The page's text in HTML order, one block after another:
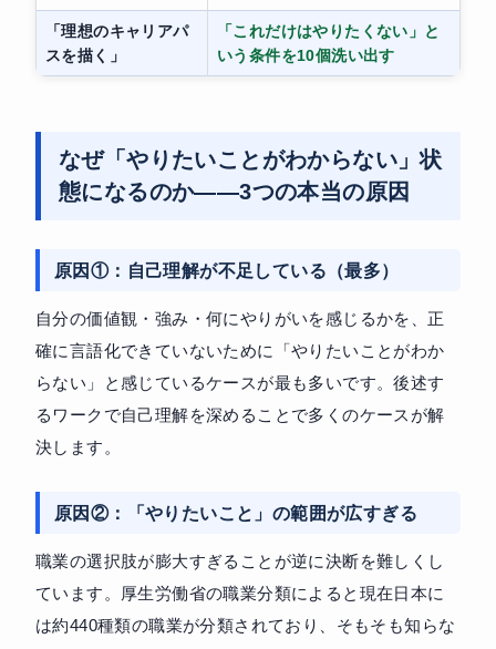
「理想のキャリアパ
スを描く」
「これだけはやりたくない」と
いう条件を10個洗い出す
なぜ「やりたいことがわからない」状
態になるのか——3つの本当の原因
原因①：自己理解が不足している（最多）
自分の価値観・強み・何にやりがいを感じるかを、正
確に言語化できていないために「やりたいことがわか
らない」と感じているケースが最も多いです。後述す
るワークで自己理解を深めることで多くのケースが解
決します。
原因②：「やりたいこと」の範囲が広すぎる
職業の選択肢が膨大すぎることが逆に決断を難しくし
ています。厚生労働省の職業分類によると現在日本に
は約440種類の職業が分類されており、そもそも知らな